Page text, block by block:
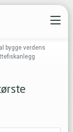
bygge verdens